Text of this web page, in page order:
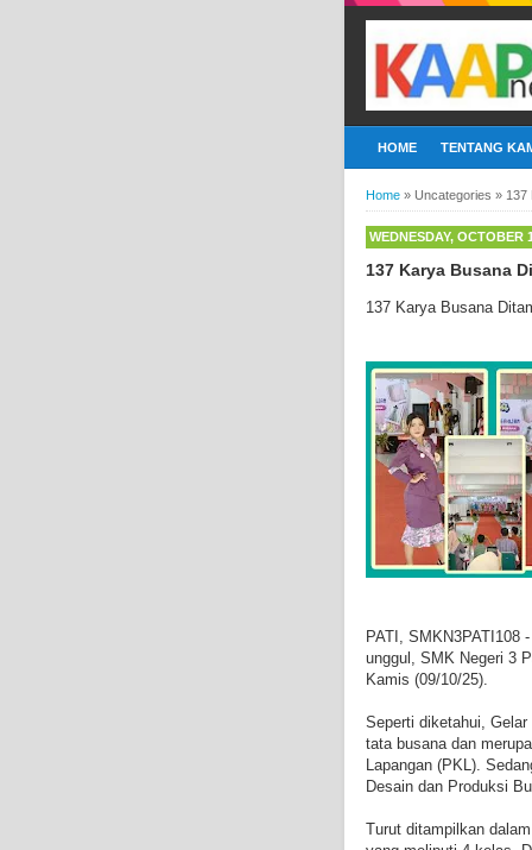
HOME TENTANG
Home » Uncategories » 137
WEDNESDAY, OCTOBER
137 Karya Busana
137 Karya Busana
PATI, SMKN3PATI108
unggul, SMK Negeri 3
Kamis (09/10/25).
Seperti diketahui,
tata busana dan
Lapangan (PKL).
Desain dan Produksi
Turut ditampilkan